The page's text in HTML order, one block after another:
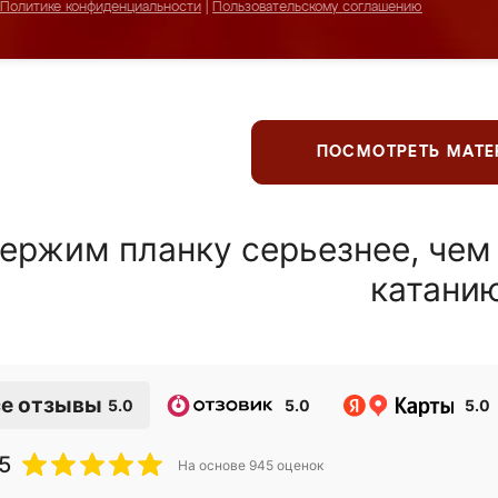
Политике конфиденциальности Пользовательскому соглашению
ПОСМОТРЕТЬ
планку серьезнее,
отзывы 5.0 5.0 5.0
На основе 945 оценок